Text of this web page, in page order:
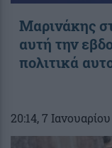
Μαρινάκης
αυτή την
πολιτικά
20:14, 7